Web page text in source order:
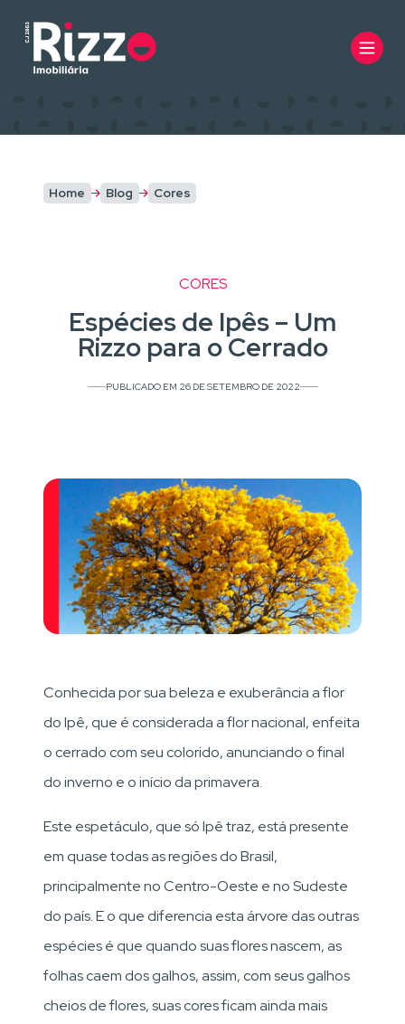
Home Blog Cores
CORES
Espécies de Ipês – Um
Rizzo para o Cerrado
PUBLICADO EM 26 DE SETEMBRO DE 2022
Conhecida por sua beleza e exuberância a flor
do Ipê, que é considerada a flor nacional, enfeita
o cerrado com seu colorido, anunciando o final
do inverno e o início da primavera.
Este espetáculo, que só Ipê traz, está presente
em quase todas as regiões do Brasil,
principalmente no Centro-Oeste e no Sudeste
do país. E o que diferencia esta árvore das outras
espécies é que quando suas flores nascem, as
folhas caem dos galhos, assim, com seus galhos
cheios de flores, suas cores ficam ainda mais